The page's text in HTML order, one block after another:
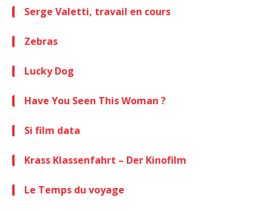
Serge Valetti, travail en cours
Zebras
Lucky Dog
Have You Seen This Woman ?
Si film data
Krass Klassenfahrt – Der Kinofilm
Le Temps du voyage